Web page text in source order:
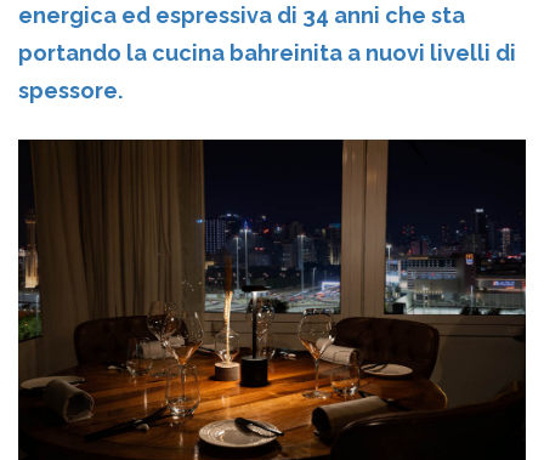
energica ed espressiva di 34 anni che sta
portando la cucina bahreinita a nuovi livelli di
spessore.